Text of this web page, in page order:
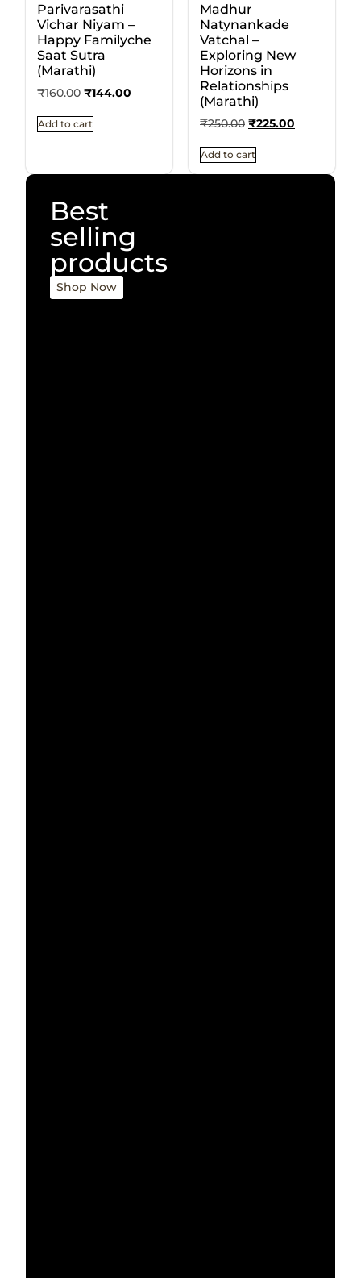
Parivarasathi
Vichar Niyam –
Happy Familyche
Saat Sutra
(Marathi)
₹160.00 ₹144.00
Add to cart
Madhur
Natynankade
Vatchal –
Exploring New
Horizons in
Relationships
(Marathi)
₹250.00 ₹225.00
Add to cart
Best
selling
products
Shop Now